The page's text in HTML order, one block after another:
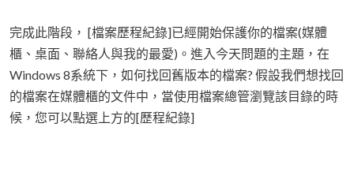
完成此階段， [檔案歷程紀錄]已經開始保護你的檔案(媒體
櫃、桌面、聯絡人與我的最愛)。進入今天問題的主題，在
Windows 8系統下，如何找回舊版本的檔案? 假設我們想找回
的檔案在媒體櫃的文件中，當使用檔案總管瀏覽該目錄的時
候，您可以點選上方的[歷程紀錄]